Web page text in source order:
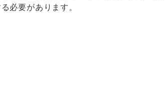
必要があります。